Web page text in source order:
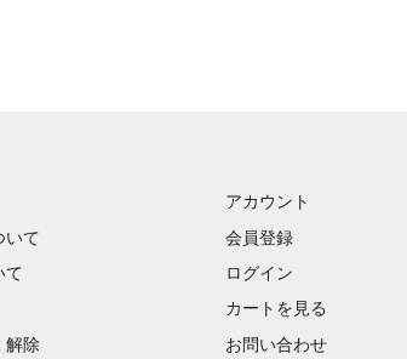
いて
て
解除
アカウント
会員登録
ログイン
カートを見る
お問い合わせ